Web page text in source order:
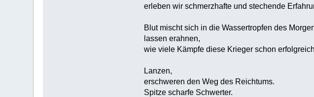
erleben wir schmerzhafte und stechende
Blut mischt sich in die Wassertropfen des
lassen erahnen,
wie viele Kämpfe diese Krieger schon
Lanzen,
erschweren den Weg des Reichtums.
Spitze scharfe Schwerter.